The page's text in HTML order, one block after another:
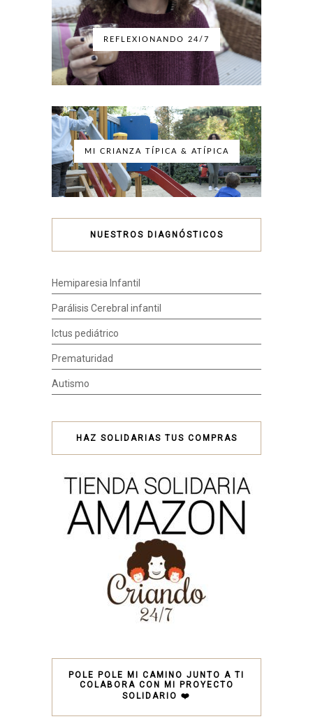
REFLEXIONANDO 24/7
MI CRIANZA TÍPICA & ATÍPICA
NUESTROS DIAGNÓSTICOS
Hemiparesia Infantil
Parálisis Cerebral infantil
Ictus pediátrico
Prematuridad
Autismo
HAZ SOLIDARIAS TUS COMPRAS
POLE POLE MI CAMINO JUNTO A TI
COLABORA CON MI PROYECTO
SOLIDARIO ❤️